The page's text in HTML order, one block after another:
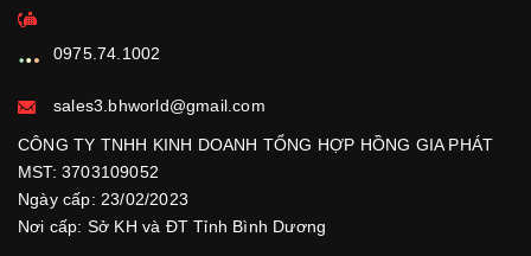
0975.74.1002
sales3.bhworld@gmail.com
CÔNG TY TNHH KINH DOANH TỔNG HỢP HỒNG GIA PHÁT
MST: 3703109052
Ngày cấp: 23/02/2023
Nơi cấp: Sở KH và ĐT Tỉnh Bình Dương